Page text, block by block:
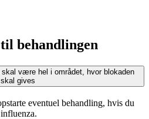
behandlingen
være hel i området, hvor blokaden
skal gives
eventuel behandling, hvis du